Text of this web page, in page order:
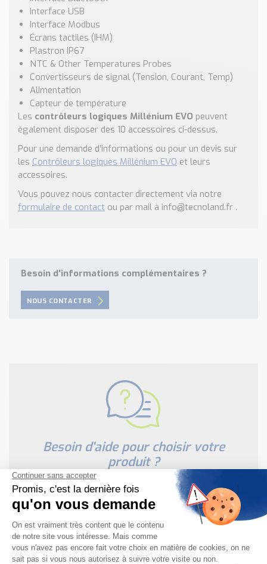
Nos Réalisations
Conseils et Actualités
Catalogue des essentiels pour les brasseries et micro-
brasseries
Contact & Devis
Devis, Tarifs, Renseignements techniques
Interface USB
Interface Modbus
Écrans tactiles (IHM)
Plastron IP67
NTC & Other Temperatures Probes
Convertisseurs de signal (Tension, Courant, Temp)
Alimentation
Capteur de température
Les contrôleurs logiques Millénium EVO peuvent
également disposer des 10 accessoires ci-dessus.
Pour une demande d’informations ou pour un devis sur
les Contrôleurs logiques Millénium EVO et leurs
accessoires.
Vous pouvez nous contacter directement via notre
formulaire de contact ou par mail à info@tecnoland.fr .
Besoin d'informations complémentaires ?
NOUS CONTACTER
Besoin d'aide pour choisir votre
produit ?
Nous sommes à votre disposition pour définir
votre projet
NOUS CONTACTER